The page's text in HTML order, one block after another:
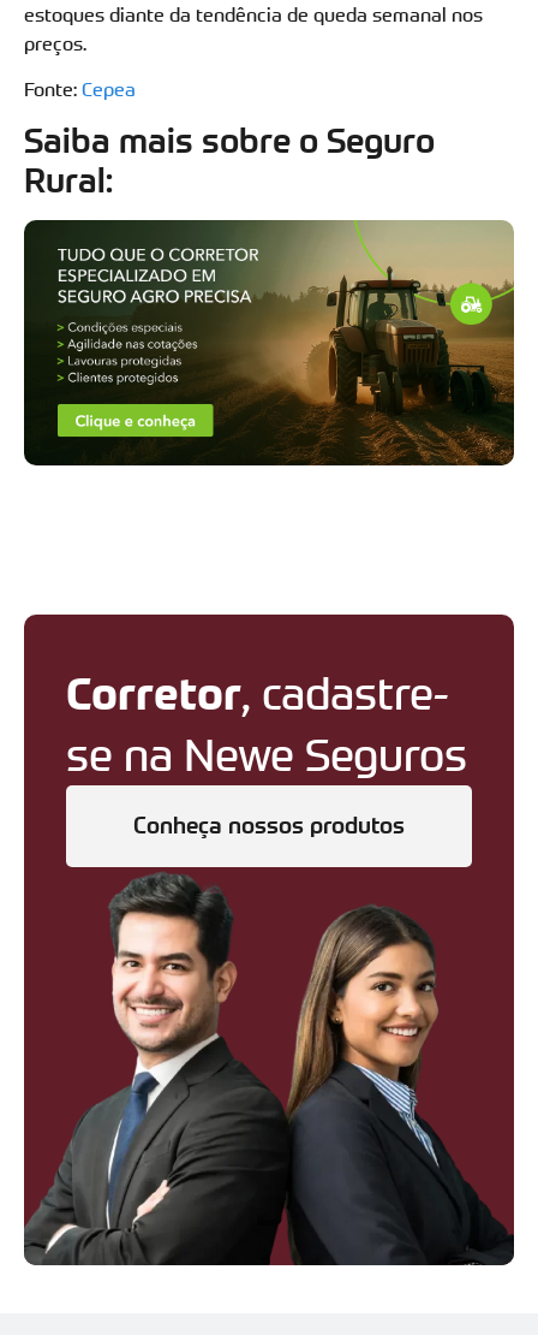
estoques diante da tendência de queda semanal nos
preços.
Fonte: Cepea
Saiba mais sobre o Seguro
Rural:
Corretor, cadastre-
se na Newe Seguros
Conheça nossos produtos